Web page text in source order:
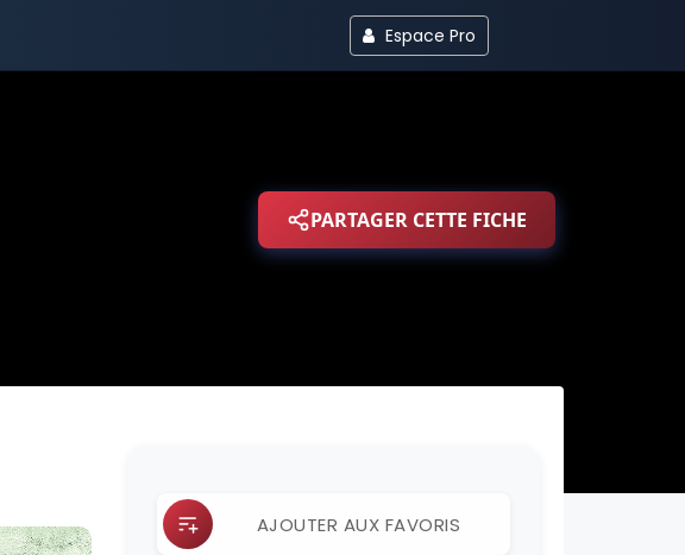
Espace Pro
PARTAGER CETTE FICHE
AJOUTER AUX FAVORIS